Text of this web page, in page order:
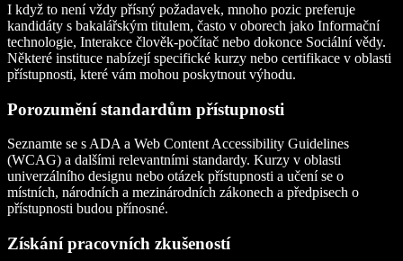
I když to není vždy přísný požadavek, mnoho pozic preferuje
kandidáty s bakalářským titulem, často v oborech jako Informační
technologie, Interakce člověk-počítač nebo dokonce Sociální vědy.
Některé instituce nabízejí specifické kurzy nebo certifikace v oblasti
přístupnosti, které vám mohou poskytnout výhodu.
Porozumění standardům přístupnosti
Seznamte se s ADA a Web Content Accessibility Guidelines
(WCAG) a dalšími relevantními standardy. Kurzy v oblasti
univerzálního designu nebo otázek přístupnosti a učení se o
místních, národních a mezinárodních zákonech a předpisech o
přístupnosti budou přínosné.
Získání pracovních zkušeností